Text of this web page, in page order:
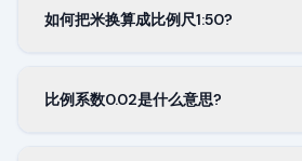
四倍的细节。需要看到家具与设
如何把米换算成比例尺1:50?
房间为6 cm。只要两边使用同一
比例系数0.02是什么意思?